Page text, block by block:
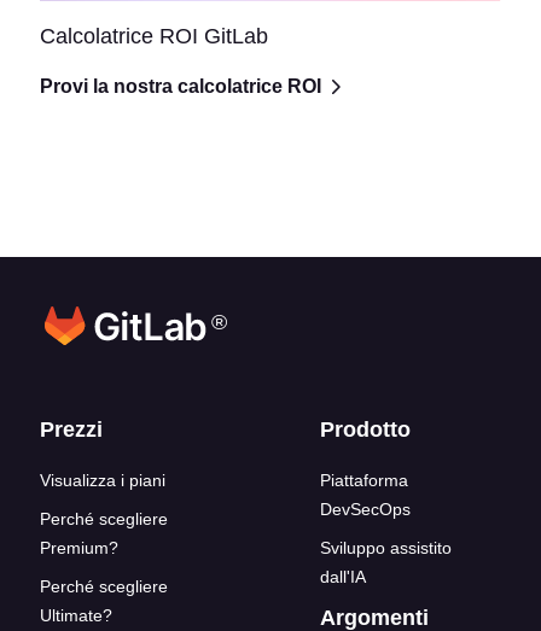
Calcolatrice ROI GitLab
Provi la nostra calcolatrice ROI
®
Link del blocco inferiore
Prezzi
Visualizza i piani
Perché scegliere
Premium?
Perché scegliere
Ultimate?
Prodotto
Piattaforma
DevSecOps
Sviluppo assistito
dall'IA
Argomenti